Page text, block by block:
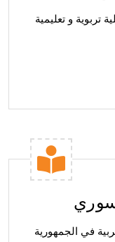
مدرسة
سجل الآن
تربوية و تعليمية
في الجمهورية